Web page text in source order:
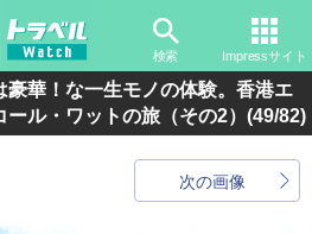
検索 Impressサイト
豪華！な一生モノの体験。香港エ
ル・ワットの旅（その2） (49/82)
次の画像